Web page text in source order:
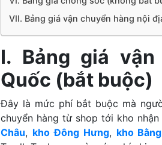
VII. Bảng giá vận chuyển hàng nội
I. Bảng giá
Quốc (bắt buộc)
Đây là mức phí bắt buộc mà
chuyển hàng từ shop tới kho
Châu, kho Đông Hưng, kho